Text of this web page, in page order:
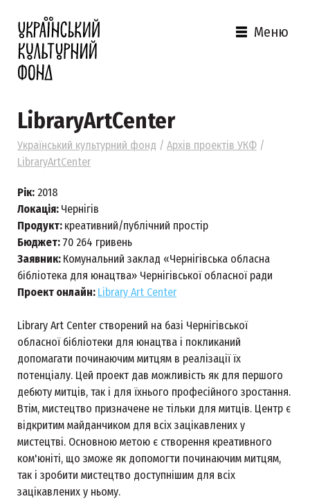
Меню
LibraryArtCenter
Український культурний фонд / Архів проектів УКФ /
LibraryArtCenter
Рік: 2018
Локація: Чернігів
Продукт: креативний/публічний простір
Бюджет: 70 264 гривень
Заявник: Комунальний заклад «Чернігівська обласна
бібліотека для юнацтва» Чернігівської обласної ради
Проект онлайн: Library Art Center
Library Art Center створений на базі Чернігівської
обласної бібліотеки для юнацтва і покликаний
допомагати починаючим митцям в реалізації їх
потенціалу. Цей проект дав можливість як для першого
дебюту митців, так і для їхнього професійного зростання.
Втім, мистецтво призначене не тільки для митців. Центр є
відкритим майданчиком для всіх зацікавлених у
мистецтві. Основною метою є створення креативного
ком'юніті, що зможе як допомогти починаючим митцям,
так і зробити мистецтво доступнішим для всіх
зацікавлених у ньому.